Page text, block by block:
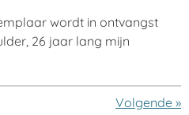
wordt in ontvangst
26 jaar lang mijn
Volgende »